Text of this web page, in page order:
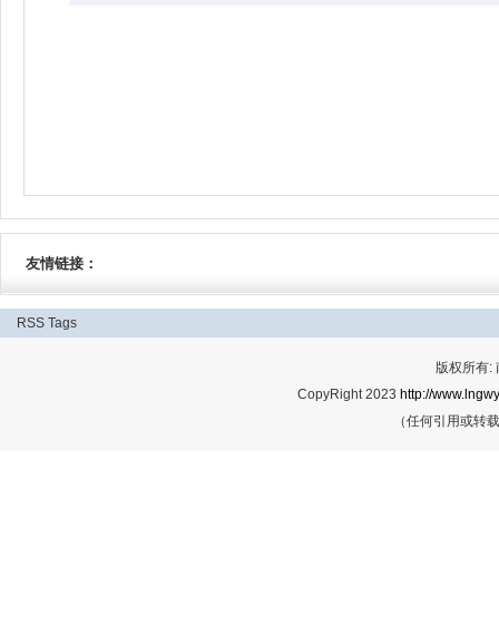
友情链接：
RSS Tags
版权所有:
CopyRight 2023 http://
（任何引用或转